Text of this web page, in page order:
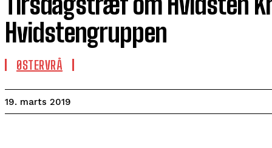
Hvidstengruppen
ØSTERVRÅ
19. marts 2019